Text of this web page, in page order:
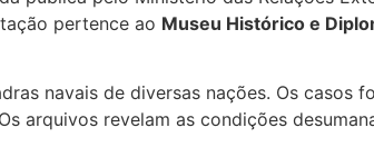
pertence ao Museu Histórico e
navais de diversas nações. Os casos
arquivos revelam as condições